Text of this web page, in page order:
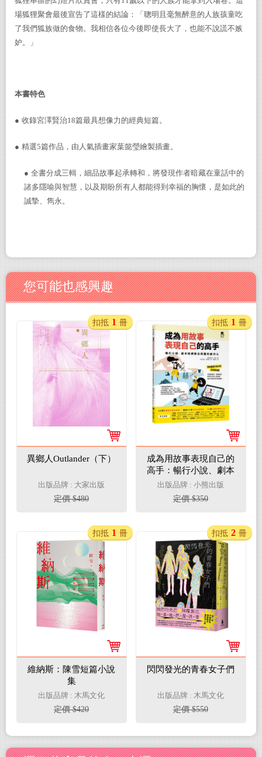
場狐狸聚會最後宣告了這樣的結論：「聰明且毫無醉意的人族孩童吃
了我們狐族做的食物。我相信各位今後即使長大了，也能不說謊不嫉
妒。」
本書特色
● 收錄宮澤賢治18篇最具想像力的經典短篇。
● 精選5篇作品，由人氣插畫家葉懿瑩繪製插畫。
● 全書分成三輯，細品故事起承轉和，將發現作者暗藏在童話中的
諸多隱喻與智慧，以及期盼所有人都能得到幸福的胸懷，是如此的
誠摯、雋永。
您可能也感興趣
異鄉人Outlander（下）
出版品牌 : 大家出版
定價 $480
扣抵 1 冊
成為用故事表現自己的
高手：暢行小說、劇本
和網路自媒體的創作力
出版品牌 : 小熊出版
定價 $350
扣抵 1 冊
維納斯：陳雪短篇小說
集
出版品牌 : 木馬文化
定價 $420
扣抵 1 冊
閃閃發光的青春女子們
出版品牌 : 木馬文化
定價 $550
扣抵 2 冊